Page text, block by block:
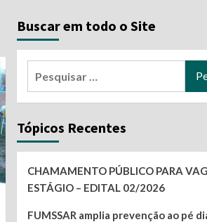
Buscar em todo o Site
Tópicos Recentes
CHAMAMENTO PÚBLICO PARA
ESTÁGIO – EDITAL 02/2026
FUMSSAR amplia prevenção ao pé